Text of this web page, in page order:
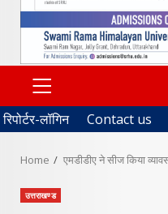
PRIMARY
MENU
रिपोर्टर-लॉगिन Contact us
Home एमडीडीए ने सीज किया
उत्तराखण्ड